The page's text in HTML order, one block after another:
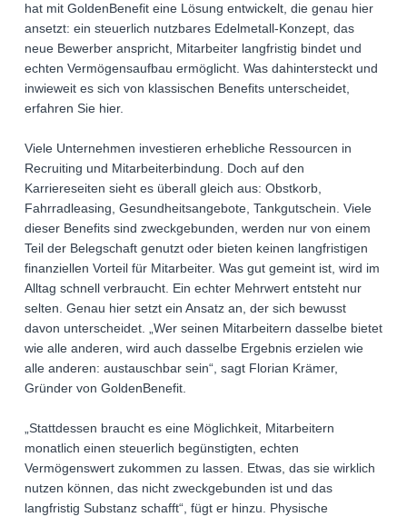
hat mit GoldenBenefit eine Lösung entwickelt, die genau hier
ansetzt: ein steuerlich nutzbares Edelmetall-Konzept, das
neue Bewerber anspricht, Mitarbeiter langfristig bindet und
echten Vermögensaufbau ermöglicht. Was dahintersteckt und
inwieweit es sich von klassischen Benefits unterscheidet,
erfahren Sie hier.
Viele Unternehmen investieren erhebliche Ressourcen in
Recruiting und Mitarbeiterbindung. Doch auf den
Karriereseiten sieht es überall gleich aus: Obstkorb,
Fahrradleasing, Gesundheitsangebote, Tankgutschein. Viele
dieser Benefits sind zweckgebunden, werden nur von einem
Teil der Belegschaft genutzt oder bieten keinen langfristigen
finanziellen Vorteil für Mitarbeiter. Was gut gemeint ist, wird im
Alltag schnell verbraucht. Ein echter Mehrwert entsteht nur
selten. Genau hier setzt ein Ansatz an, der sich bewusst
davon unterscheidet. „Wer seinen Mitarbeitern dasselbe bietet
wie alle anderen, wird auch dasselbe Ergebnis erzielen wie
alle anderen: austauschbar sein“, sagt Florian Krämer,
Gründer von GoldenBenefit.
„Stattdessen braucht es eine Möglichkeit, Mitarbeitern
monatlich einen steuerlich begünstigten, echten
Vermögenswert zukommen zu lassen. Etwas, das sie wirklich
nutzen können, das nicht zweckgebunden ist und das
langfristig Substanz schafft“, fügt er hinzu. Physische